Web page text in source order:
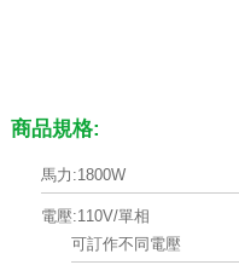
商品規格:
馬力:1800W
電壓:110V/單相
可訂作不同電壓